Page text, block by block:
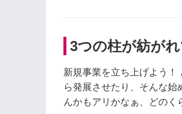
3つの柱が紡が
新規事業を立ち上げよう！
ら発展させたり、そんな
んかもアリかなぁ、どのく